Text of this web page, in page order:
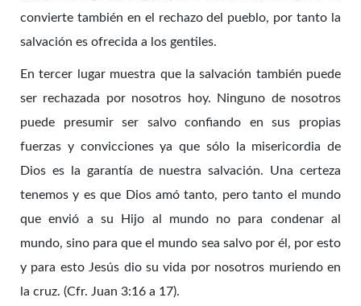
convierte también en el rechazo del pueblo, por tanto la
salvación es ofrecida a los gentiles.
En tercer lugar muestra que la salvación también puede
ser rechazada por nosotros hoy. Ninguno de nosotros
puede presumir ser salvo confiando en sus propias
fuerzas y convicciones ya que sólo la misericordia de
Dios es la garantía de nuestra salvación. Una certeza
tenemos y es que Dios amó tanto, pero tanto el mundo
que envió a su Hijo al mundo no para condenar al
mundo, sino para que el mundo sea salvo por él, por esto
y para esto Jesús dio su vida por nosotros muriendo en
la cruz. (Cfr. Juan 3:16 a 17).